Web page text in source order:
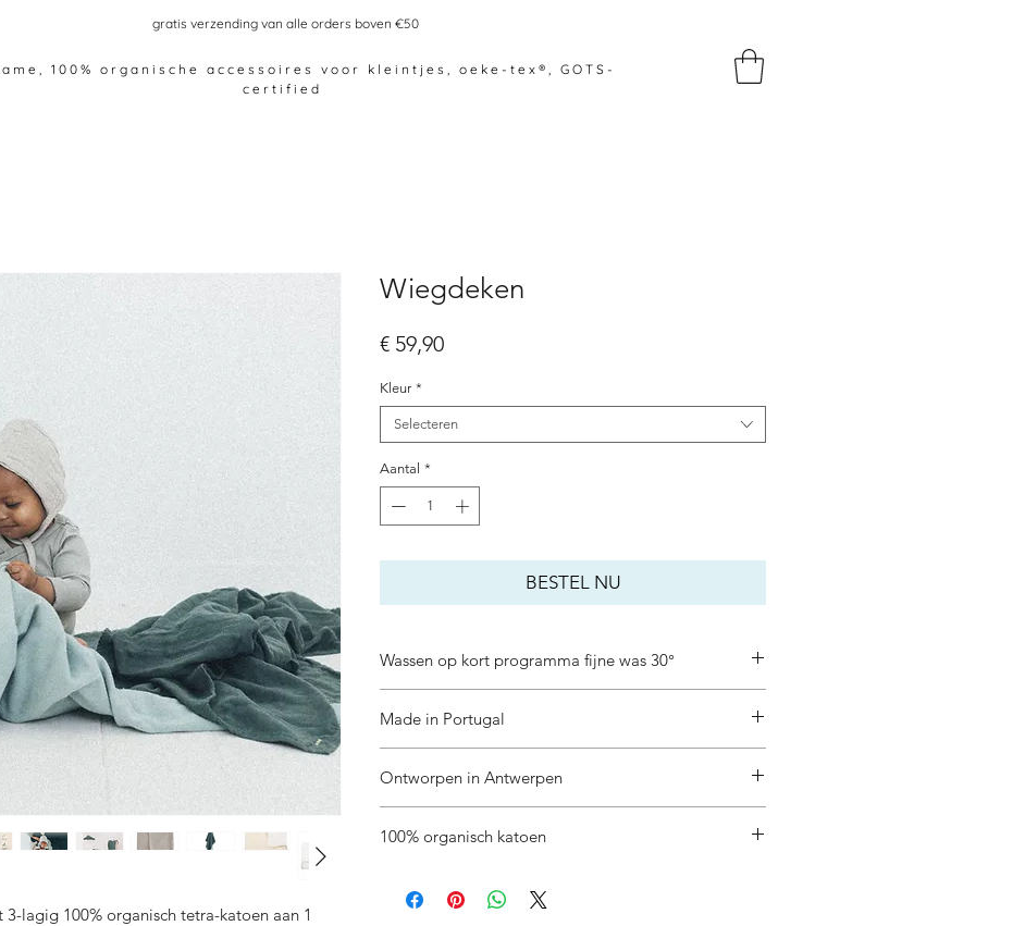
100% organische accessoires voor kleintjes, oeke-tex®, GOTS-
certified
gratis verzending van alle orders boven €50
lagig 100% organisch tetra-katoen aan 1
Wiegdeken
€ 59,90Prijs
Kleur *
Selecteren
Aantal *
BESTEL NU
Wassen op kort programma fijne was 30°
Made in Portugal
Ontworpen in Antwerpen
100% organisch katoen